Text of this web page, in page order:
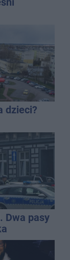
dzieci?
Dwa pasy